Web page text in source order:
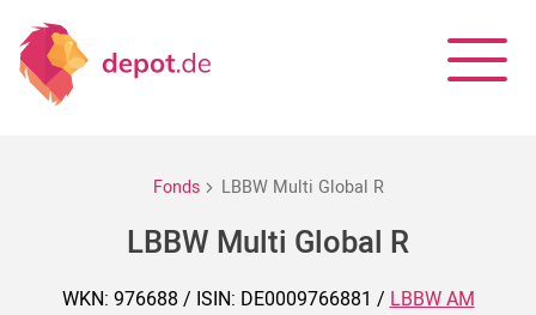
Fonds LBBW Multi Global R
LBBW Multi Global R
WKN: 976688 / ISIN: DE0009766881 /LBBW AM